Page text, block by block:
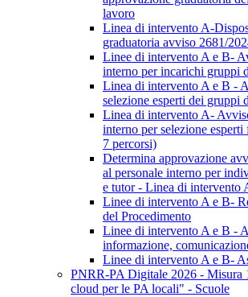
lavoro
Linea di intervento A-
graduatoria avviso 2681/
Linee di intervento A e B-
interno per incarichi gruppi
Linea di intervento A e B -
selezione esperti dei gruppi
Linea di intervento A-
interno per selezione
7 percorsi)
Determina approvazione
al personale interno per
e tutor - Linea di intervento
Linee di intervento A e B-
del Procedimento
Linee di intervento A e B -
informazione,
Linee di intervento A e B-
PNRR-PA Digitale 2026 - Misura
cloud per le PA locali" - Scuole